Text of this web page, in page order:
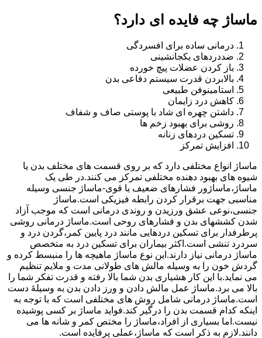
ماساژ چه فایده ای دارد؟
درمانی ساده برای افسردگی
ضددردهای یکجانشینی
باز کردن عضلات پیچ خورده
بالابردن قدرت سیستم دفاعی بدن
استامینوفن طبیعی
کاهش درد زایمان
داشتن چهره ای شاد با پوستی صاف و شفاف
روشی برای بهبود زخم ها
تسکین دردهای زنانه
افزایش تمرکز
ماساژ انواع مختلفی دارد که بر روی قسمت های مختلف بدن یا
شیوه های بهبود دهنده مختلفی تمرکز می کنند.در طی یک
ماساژ،ماساژور فشارهای ضعیف یا قوی-ماساژ جنسی وسیله
مناسبی جهت برقرار کردن رابطه فیزیکی است.ماساژ
جنسی،نوعی عشق ورزیدن و روندی درمانی است که موجب آزاد
شدن کششهای بدن و فشارهای روحی است.ماساژ درمانی روشی
پرطرفدار برای تسکین دردهایی مانند درد پایین کمر،گردن درد و
سردرد تنشی است.اکثر بیماران برای تسکین درد به متخصص
ماساژ درمانی نیاز دارند.این نوع ماساژ ماهیچه ها را منبسط کرده و
گردش خون را به وسیله مالش های طولانی مدت و ملایم تنظیم
می نماید.با این کار هشیاری بدن شما بالا رفته و قدرت تفکر شما را
بالا می برد.ماساژ عمل مالش دادن و ورز دادن بدن به وسیلۀ دست
است.ماساژ درمانی شامل روش های مختلفی است که با توجه به
اینکه کدام قسمت بدن را درگیر کند.فواید ماساژ بر کسی پوشیده
نیست.اما بسیاری از افراد،ماساژ را مختص کمر و شانه ها می
دانند.لازم به ذکر است که ماساژ،عملی پرفایده است.